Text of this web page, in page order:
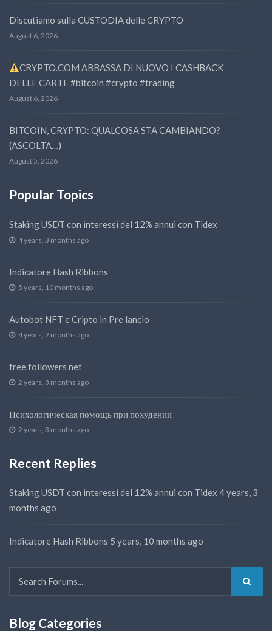
Discutiamo sulla CUSTODIA delle CRYPTO
August 6, 2026
CRYPTO.COM ABBASSA DI NUOVO I CASHBACK
DELLE CARTE #bitcoin #crypto #trading
August 6, 2026
BITCOIN, CRYPTO: QUALCOSA STA CAMBIANDO?
(ASCOLTA…)
August 5, 2026
Popular Topics
Staking USDT con interessi del 12% annui con Tidex
4 years, 3 months ago
Indicatore Hash Ribbons
5 years, 10 months ago
Autobot NFT e Cripto in Pre lancio
4 years, 2 months ago
free followers net
2 years, 3 months ago
Психологическая помощь при похудении
2 years, 3 months ago
Recent Replies
Staking USDT con interessi del 12% annui con Tidex 4 years, 3
months ago
Indicatore Hash Ribbons 5 years, 10 months ago
Blog Categories